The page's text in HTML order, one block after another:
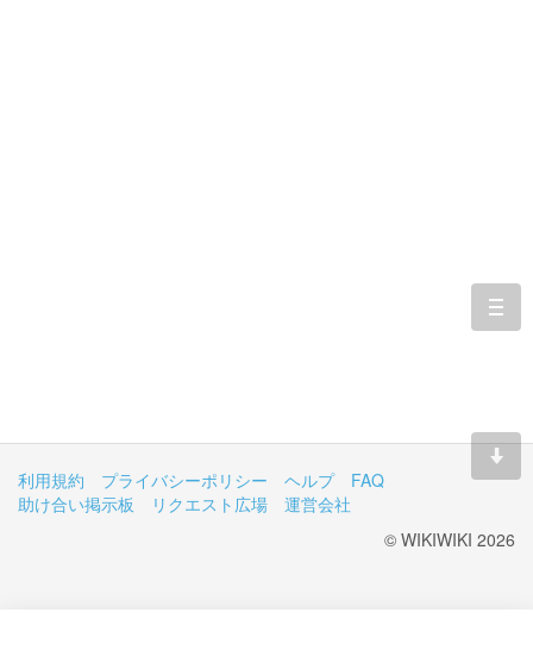
利用規約 プライバシーポリシー ヘルプ
FAQ
助け合い掲示板
リクエスト広場
運営会社
© WIKIWIKI 2026